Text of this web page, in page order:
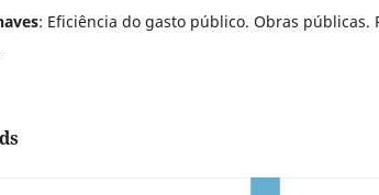
: Eficiência do gasto público. Obras públicas.